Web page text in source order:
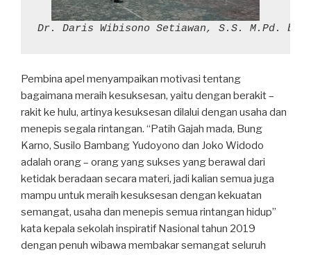
Dr. Daris Wibisono Setiawan, S.S. M.Pd.
Pembina apel menyampaikan motivasi tentang
bagaimana meraih kesuksesan, yaitu dengan berakit –
rakit ke hulu, artinya kesuksesan dilalui dengan usaha dan
menepis segala rintangan. “Patih Gajah mada, Bung
Karno, Susilo Bambang Yudoyono dan Joko Widodo
adalah orang – orang yang sukses yang berawal dari
ketidak beradaan secara materi, jadi kalian semua juga
mampu untuk meraih kesuksesan dengan kekuatan
semangat, usaha dan menepis semua rintangan hidup”
kata kepala sekolah inspiratif Nasional tahun 2019
dengan penuh wibawa membakar semangat seluruh